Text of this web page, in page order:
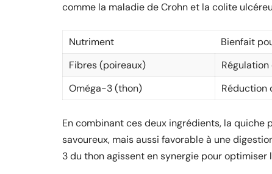
comme la maladie de Crohn et la colite
Nutriment
Bienfait
Fibres (poireaux)
Oméga-3 (thon)
Réduction
En combinant ces deux ingrédients, la
savoureux, mais aussi favorable à une
3 du thon agissent en synergie pour